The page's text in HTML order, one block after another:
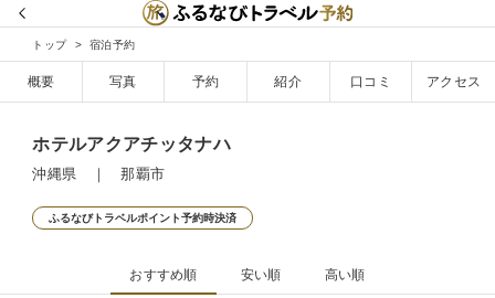
トップ 宿泊予約
概要 写真 予約 紹介 口コミ アクセス
ホテルアクアチッタナハ
沖縄県 ｜ 那覇市
ふるなびトラベルポイント予約時決済
おすすめ順 安い順 高い順